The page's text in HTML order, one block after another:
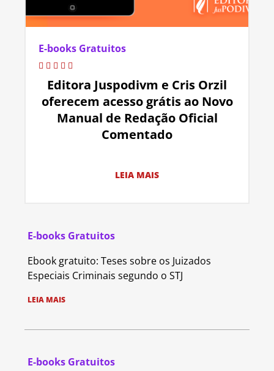
E-books Gratuitos
Editora Juspodivm e Cris Orzil
oferecem acesso grátis ao Novo
Manual de Redação Oficial
Comentado
LEIA MAIS
E-books Gratuitos
Ebook gratuito: Teses sobre os Juizados
Especiais Criminais segundo o STJ
LEIA MAIS
E-books Gratuitos